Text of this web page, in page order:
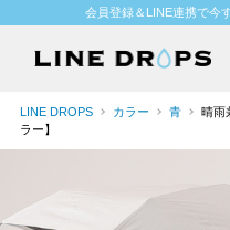
会員登録＆LINE連携で今
LINE DROPS カラー 青
晴雨
ラー】